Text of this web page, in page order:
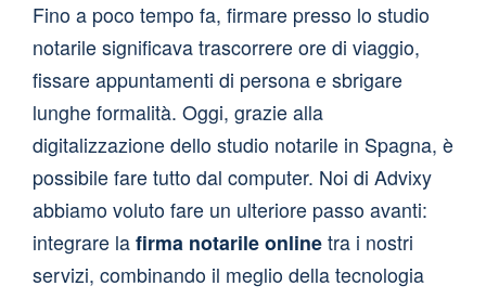
Fino a poco tempo fa, firmare presso lo studio
notarile significava trascorrere ore di viaggio,
fissare appuntamenti di persona e sbrigare
lunghe formalità. Oggi, grazie alla
digitalizzazione dello studio notarile in Spagna, è
possibile fare tutto dal computer. Noi di Advixy
abbiamo voluto fare un ulteriore passo avanti:
integrare la firma notarile online tra i nostri
servizi, combinando il meglio della tecnologia